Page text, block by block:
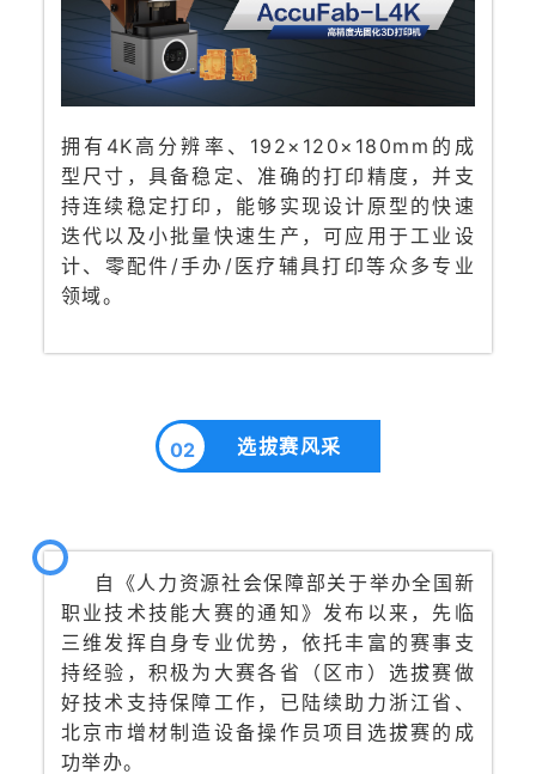
拥有4K高分辨率、192×120×180mm的成
型尺寸，具备稳定、准确的打印精度，并支
持连续稳定打印，能够实现设计原型的快速
迭代以及小批量快速生产，可应用于工业设
计、零配件/手办/医疗辅具打印等众多专业
领域。
02 选拔赛风采
自《人力资源社会保障部关于举办全国新
职业技术技能大赛的通知》发布以来，先临
三维发挥自身专业优势，依托丰富的赛事支
持经验，积极为大赛各省（区市）选拔赛做
好技术支持保障工作，已陆续助力浙江省、
北京市增材制造设备操作员项目选拔赛的成
功举办。